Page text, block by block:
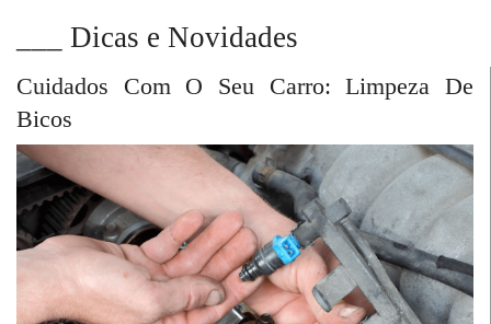
___ Dicas e Novidades
Cuidados Com O Seu Carro: Limpeza De
Bicos